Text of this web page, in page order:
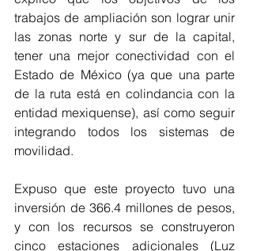
trabajos de ampliación son lograr unir
las zonas norte y sur de la capital,
tener una mejor conectividad con el
Estado de México (ya que una parte
de la ruta está en colindancia con la
entidad mexiquense), así como seguir
integrando todos los sistemas de
movilidad.
Expuso que este proyecto tuvo una
inversión de 366.4 millones de pesos,
y con los recursos se construyeron
cinco estaciones adicionales (Luz